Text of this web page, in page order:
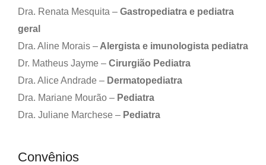
Dra. Renata Mesquita – Gastropediatra e pediatra
geral
Dra. Aline Morais – Alergista e imunologista pediatra
Dr. Matheus Jayme – Cirurgião Pediatra
Dra. Alice Andrade – Dermatopediatra
Dra. Mariane Mourão – Pediatra
Dra. Juliane Marchese – Pediatra
Convênios